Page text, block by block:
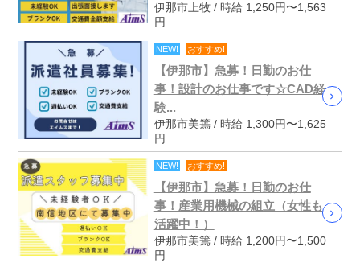
伊那市上牧 / 時給 1,250円〜1,563
円
NEW! おすすめ!
【伊那市】急募！日勤のお仕
事！設計のお仕事です☆CAD経
験...
伊那市美篶 / 時給 1,300円〜1,625
円
NEW! おすすめ!
【伊那市】急募！日勤のお仕
事！産業用機械の組立（女性も
活躍中！）
伊那市美篶 / 時給 1,200円〜1,500
円